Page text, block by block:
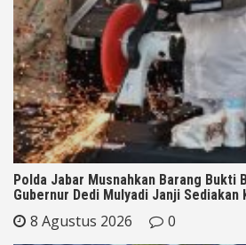
Polda Jabar Musnahkan Barang Bukti
Gubernur Dedi Mulyadi Janji
8 Agustus 2026 0